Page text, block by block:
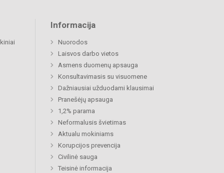
Informacija
Nuorodos
Laisvos darbo vietos
Asmens duomenų apsauga
Konsultavimasis su visuomene
Dažniausiai užduodami klausimai
Pranešėjų apsauga
1,2% parama
Neformalusis švietimas
Aktualu mokiniams
Korupcijos prevencija
Civilinė sauga
Teisinė informacija